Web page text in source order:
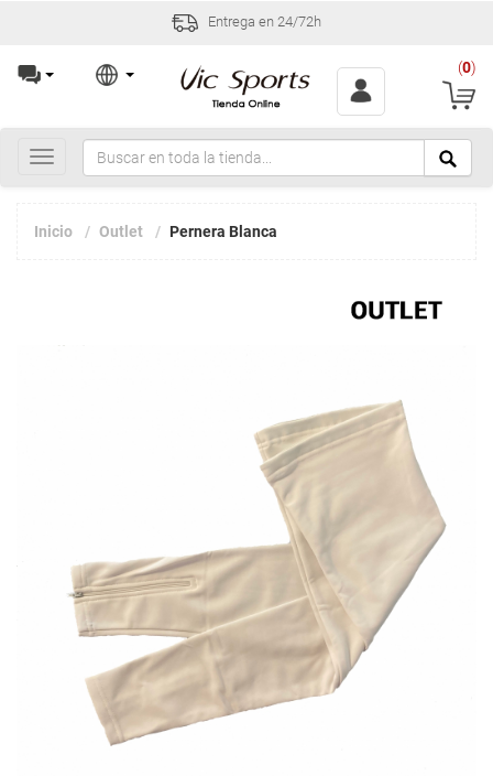
Entrega en 24/72h
(0)
Toggle
navigation
Inicio Outlet Pernera Blanca